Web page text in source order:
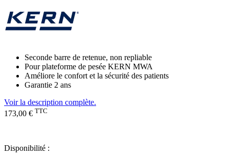
Seconde barre de retenue, non repliable
Pour plateforme de pesée KERN MWA
Améliore le confort et la sécurité des patients
Garantie 2 ans
Voir la description complète.
173,00 € TTC
Disponibilité :